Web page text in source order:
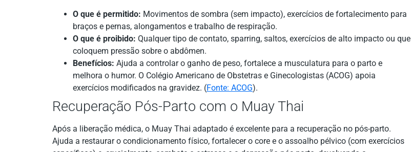
O que é permitido: Movimentos de sombra (sem impacto), exercícios de fortalecimento para
braços e pernas, alongamentos e trabalho de respiração.
O que é proibido: Qualquer tipo de contato, sparring, saltos, exercícios de alto impacto ou que
coloquem pressão sobre o abdômen.
Benefícios: Ajuda a controlar o ganho de peso, fortalece a musculatura para o parto e
melhora o humor. O Colégio Americano de Obstetras e Ginecologistas (ACOG) apoia
exercícios modificados na gravidez. (Fonte: ACOG).
Recuperação Pós-Parto com o Muay Thai
Após a liberação médica, o Muay Thai adaptado é excelente para a recuperação no pós-parto.
Ajuda a restaurar o condicionamento físico, fortalecer o core e o assoalho pélvico (com exercícios